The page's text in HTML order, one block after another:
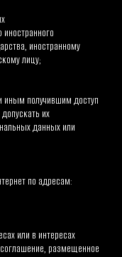
иностранному
лицу;
иным получившим доступ
их
данных или
или в интересах
размещенное